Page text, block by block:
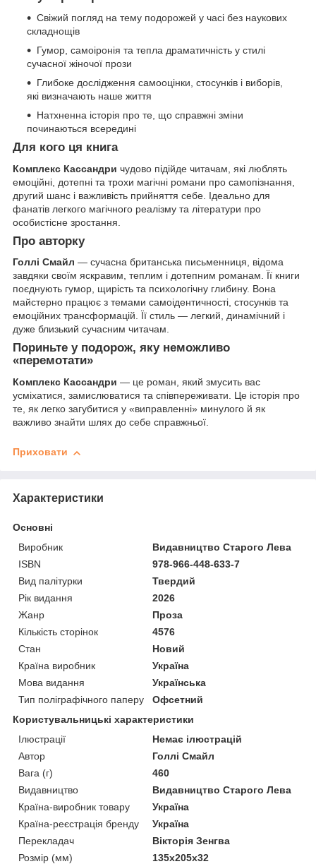
Свіжий погляд на тему подорожей у часі без наукових
складнощів
Гумор, самоіронія та тепла драматичність у стилі
сучасної жіночої прози
Глибоке дослідження самооцінки, стосунків і виборів,
які визначають наше життя
Натхненна історія про те, що справжні зміни
починаються всередині
Для кого ця книга
Комплекс Кассандри чудово підійде читачам, які люблять
емоційні, дотепні та трохи магічні романи про самопізнання,
другий шанс і важливість прийняття себе. Ідеально для
фанатів легкого магічного реалізму та літератури про
особистісне зростання.
Про авторку
Голлі Смайл — сучасна британська письменниця, відома
завдяки своїм яскравим, теплим і дотепним романам. Її книги
поєднують гумор, щирість та психологічну глибину. Вона
майстерно працює з темами самоідентичності, стосунків та
емоційних трансформацій. Її стиль — легкий, динамічний і
дуже близький сучасним читачам.
Пориньте у подорож, яку неможливо
«перемотати»
Комплекс Кассандри — це роман, який змусить вас
усміхатися, замислюватися та співпереживати. Це історія про
те, як легко загубитися у «виправленні» минулого й як
важливо знайти шлях до себе справжньої.
Приховати
Характеристики
Основні
Виробник
Видавництво Старого Лева
ISBN
978-966-448-633-7
Вид палітурки
Твердий
Рік видання
2026
Жанр
Проза
Кількість сторінок
4576
Стан
Новий
Країна виробник
Україна
Мова видання
Українська
Тип поліграфічного паперу
Офсетний
Користувальницькі характеристики
Ілюстрації
Немає ілюстрацій
Автор
Голлі Смайл
Вага (г)
460
Видавництво
Видавництво Старого Лева
Країна-виробник товару
Україна
Країна-реєстрація бренду
Україна
Перекладач
Вікторія Зенгва
Розмір (мм)
135х205x32